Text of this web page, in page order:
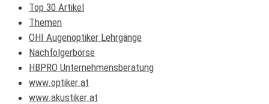
Top 30 Artikel
Themen
OHI Augenoptiker Lehrgänge
Nachfolgerbörse
HBPRO Unternehmensberatung
www.optiker.at
www.akustiker.at